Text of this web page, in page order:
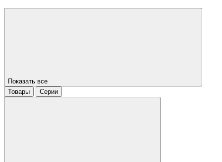
Показать все
Товары
Серии